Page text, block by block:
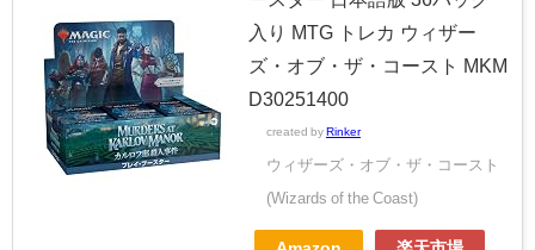
入り MTG トレカ ウィザー
ズ・オブ・ザ・コースト MKM
D30251400
created by Rinker
ウィザーズ・オブ・ザ・コースト
(Wizards of the Coast)